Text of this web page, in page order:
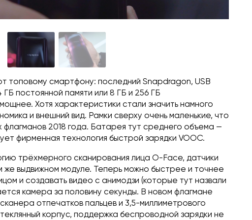
топовому смартфону: последний Snapdragon, USB
постоянной памяти или 8 ГБ и 256 ГБ
Хотя характеристики стали значить намного
и внешний вид. Рамки сверху очень маленькие, что
флагманов 2018 года. Батарея тут среднего объема —
фирменная технология быстрой зарядки VOOC.
трёхмерного сканирования лица O-Face, датчики
же выдвижном модуле. Теперь можно быстрее и точнее
и создавать видео с анимодзи (которые тут назвали
камера за половину секунды. В новом флагмане
отпечатков пальцев и 3,5-миллиметрового
корпус, поддержка беспроводной зарядки не